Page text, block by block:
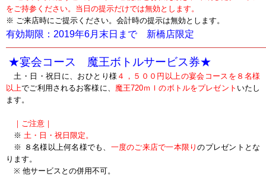
をご持参ください。当日の提示だけでは無効とします。
※ ご来店時にご提示ください。会計時の提示は無効とします。
有効期限：2019年6月末日まで 新橋店限定
★宴会コース 魔王ボトルサービス券★
土・日・祝日に、おひとり様 ４，５００円以上の宴会コースを８名様
以上でご利用されるお客様に、 魔王720ｍｌのボトルをプレゼント いたし
ます。
｜ご注意｜
※ 土・日・祝日限定。
※
８名様以上何名様でも、 一度のご来店で一本限りのプレゼントとな
ります。
※ 他サービスとの併用不可。